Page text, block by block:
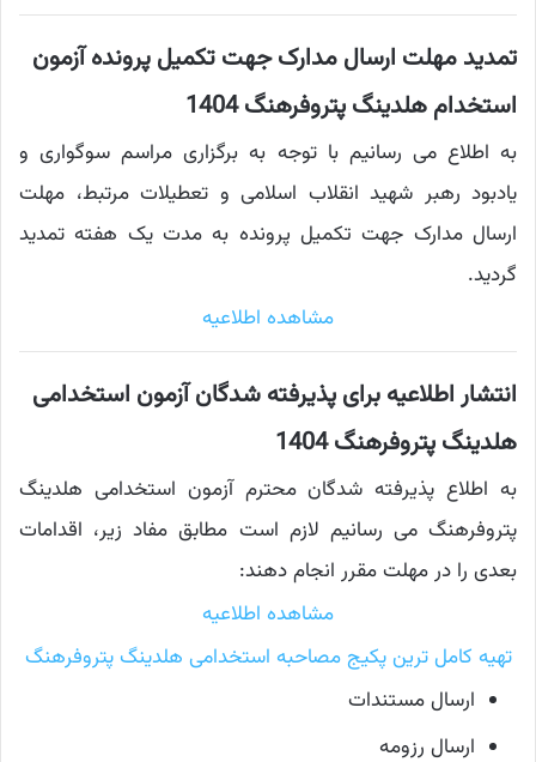
تمدید مهلت ارسال مدارک جهت تکمیل پرونده آزمون
استخدام هلدینگ پتروفرهنگ 1404
به اطلاع می رسانیم با توجه به برگزاری مراسم سوگواری و
یادبود رهبر شهید انقلاب اسلامی و تعطیلات مرتبط، مهلت
ارسال مدارک جهت تکمیل پرونده به مدت یک هفته تمدید
گردید.
مشاهده اطلاعیه
انتشار اطلاعیه برای پذیرفته شدگان آزمون استخدامی
هلدینگ پتروفرهنگ 1404
به اطلاع پذیرفته شدگان محترم آزمون استخدامی هلدینگ
پتروفرهنگ می رسانیم لازم است مطابق مفاد زیر، اقدامات
بعدی را در مهلت مقرر انجام دهند:
مشاهده اطلاعیه
تهیه کامل ترین پکیج مصاحبه استخدامی هلدینگ پتروفرهنگ
ارسال مستندات
ارسال رزومه